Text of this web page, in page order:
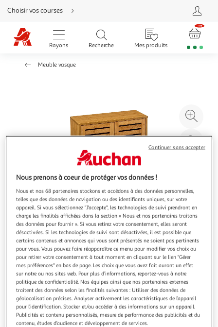
Aller
directement
au
contenu
Aller
directement
Aller
d'aide
Choisir vos courses
Rayons Recherche Mes produits
Meuble vasque
à
Illustration
précédente
Illustration
suivante
FIVE
Meuble haut 2 portes sicela 59cm naturel
Informations Techniques : Dimensions : L. 52 x l. 20 x H. 59
cm Matières : Bambou & Panneaux de particules
Spécificités : Tendance & Déco 2 portes & 1 étagère À
monter soi-même Poids : 7,6 kg Couleur : Naturel
En savoir +
Vendu par Paris Prix
Nous prenons à coeur de protéger vos données !
Nous et nos 68 partenaires stockons et accédons à des données personnelles,
telles que des données de navigation ou des identifiants uniques, sur votre
appareil. Si vous sélectionnez "J'accepte", les technologies de suivi prendront en
charge les finalités affichées dans la section « Nous et nos partenaires traitons
des données pour fournir ». Si vous retirez votre consentement, elles seront
désactivées. Si les technologies de suivi sont désactivées, il est possible que
certains contenus et annonces qui vous sont présentés ne soient pas pertinents
pour vous. Vous pouvez faire réapparaître ce menu pour modifier vos choix ou
pour retirer votre consentement à tout moment en cliquant sur le lien "Gérer
mes préférences" en bas de page. Les choix que vous avez fait auront un effet
sur notre ou nos sites web. Pour plus d’informations, reportez-vous à notre
politique de confidentialité. Nos équipes ainsi que nos partenaires externes
traitent des données selon les finalités suivantes : Utiliser des données de
géolocalisation précises. Analyser activement les caractéristiques de l’appareil
pour l’identification. Stocker et/ou accéder à des informations sur un appareil.
Publicités et contenu personnalisés, mesure de performance des publicités et du
contenu, études d’audience et développement de services.
Continuer sans accepter